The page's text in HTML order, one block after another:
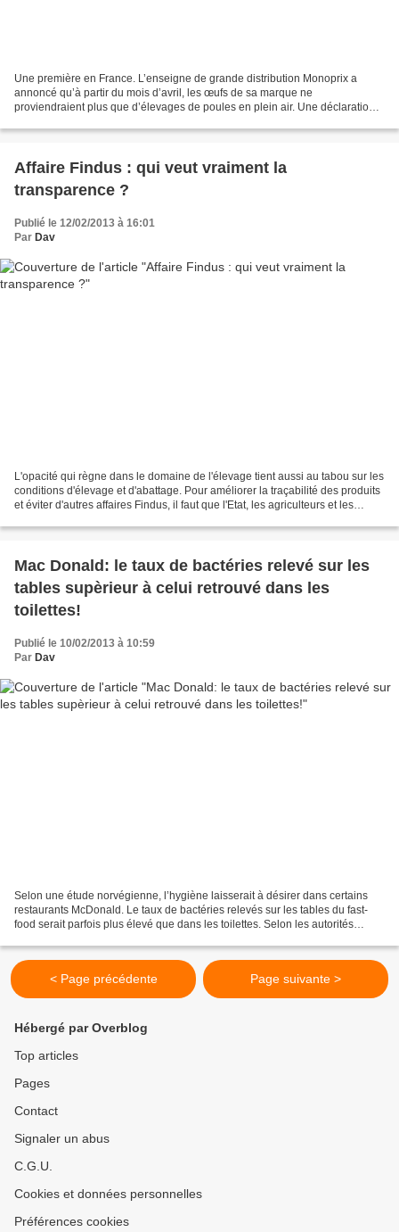
Une première en France. L’enseigne de grande distribution Monoprix a
annoncé qu’à partir du mois d’avril, les œufs de sa marque ne
proviendraient plus que d’élevages de poules en plein air. Une déclaration
Affaire Findus : qui veut vraiment la
transparence ?
Publié le 12/02/2013 à 16:01
Par Dav
L'opacité qui règne dans le domaine de l'élevage tient aussi au tabou sur les
conditions d'élevage et d'abattage. Pour améliorer la traçabilité des produits
et éviter d'autres affaires Findus, il faut que l'Etat, les agriculteurs et les
Mac Donald: le taux de bactéries relevé sur les
tables supèrieur à celui retrouvé dans les
toilettes!
Publié le 10/02/2013 à 10:59
Par Dav
Selon une étude norvégienne, l’hygiène laisserait à désirer dans certains
restaurants McDonald. Le taux de bactéries relevés sur les tables du fast-
food serait parfois plus élevé que dans les toilettes. Selon les autorités
< Page précédente Page suivante >
Hébergé par Overblog
Top articles
Pages
Contact
Signaler un abus
C.G.U.
Cookies et données personnelles
Préférences cookies